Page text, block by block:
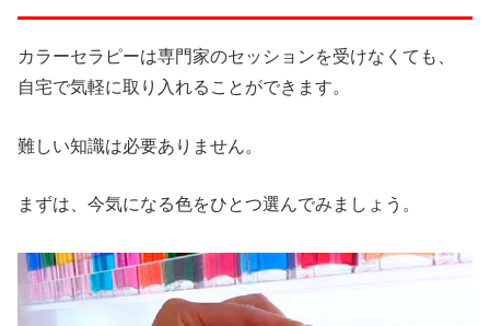
カラーセラピーは専門家のセッションを受けなくても、
自宅で気軽に取り入れることができます。
難しい知識は必要ありません。
まずは、今気になる色をひとつ選んでみましょう。